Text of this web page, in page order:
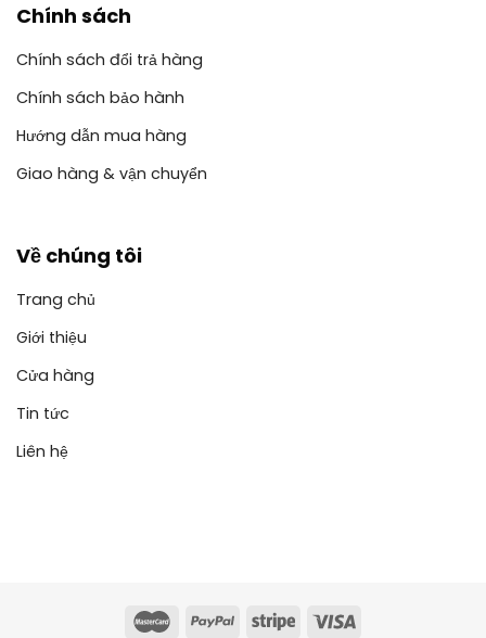
Chính sách
Chính sách đổi trả hàng
Chính sách bảo hành
Hướng dẫn mua hàng
Giao hàng & vận chuyển
Về chúng tôi
Trang chủ
Giới thiệu
Cửa hàng
Tin tức
Liên hệ